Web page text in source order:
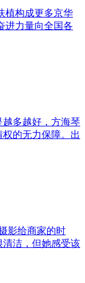
植构成更多京华
进力量向全国各
多越好，方海琴
的无力保障。出
影给商家的时
洁，但她感受该